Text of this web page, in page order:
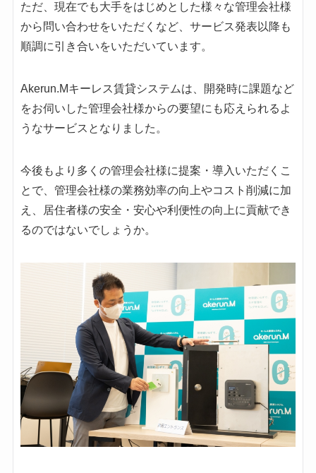
ただ、現在でも大手をはじめとした様々な管理会社様
から問い合わせをいただくなど、サービス発表以降も
順調に引き合いをいただいています。
Akerun.Mキーレス賃貸システムは、開発時に課題など
をお伺いした管理会社様からの要望にも応えられるよ
うなサービスとなりました。
今後もより多くの管理会社様に提案・導入いただくこ
とで、管理会社様の業務効率の向上やコスト削減に加
え、居住者様の安全・安心や利便性の向上に貢献でき
るのではないでしょうか。